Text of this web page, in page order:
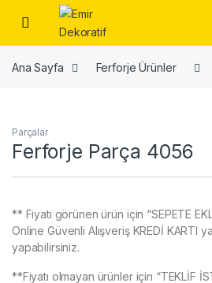
Skip to navigation
Skip to content
Ana Sayfa Ferforje Ürünler
Parçalar
Ferforje Parça 4056
** Fiyatı görünen ürün için “SEPETE
Online Güvenli Alışveriş KREDİ KARTI
yapabilirsiniz.
**Fiyatı olmayan ürünler için “TEKLİF